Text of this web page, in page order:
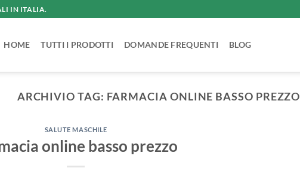
IN ITALIA.
HOME TUTTI I PRODOTTI DOMANDE FREQUENTI BLOG
ARCHIVIO TAG: FARMACIA ONLINE BASSO PREZZO
SALUTE MASCHILE
online basso prezzo